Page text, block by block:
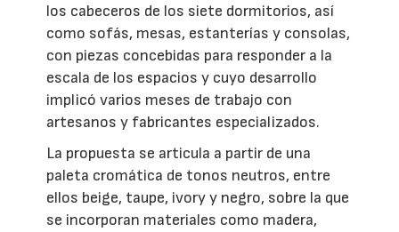
los cabeceros de los siete dormitorios, así
como sofás, mesas, estanterías y consolas,
con piezas concebidas para responder a la
escala de los espacios y cuyo desarrollo
implicó varios meses de trabajo con
artesanos y fabricantes especializados.
La propuesta se articula a partir de una
paleta cromática de tonos neutros, entre
ellos beige, taupe, ivory y negro, sobre la que
se incorporan materiales como madera,